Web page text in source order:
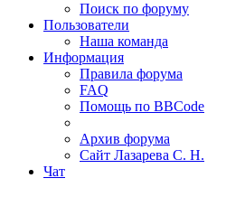
Поиск по форуму
Пользователи
Наша команда
Информация
Правила форума
FAQ
Помощь по BBCode
Архив форума
Сайт Лазарева С. Н.
Чат